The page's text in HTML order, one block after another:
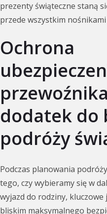
prezenty świąteczne staną
przede wszystkim
Ochrona
dodatek do
podróży
Podczas planowania
tego, czy wybieramy się w
wyjazd do rodziny,
bliskim maksymalnego